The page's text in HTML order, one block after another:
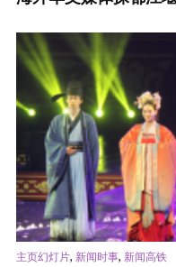
主页幻灯片, 新闻时事, 新闻高铁